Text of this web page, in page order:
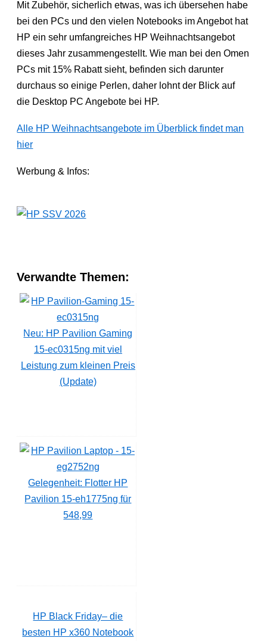
Mit Zubehör, sicherlich etwas, was ich übersehen habe
bei den PCs und den vielen Notebooks im Angebot hat
HP ein sehr umfangreiches HP Weihnachtsangebot
dieses Jahr zusammengestellt. Wie man bei den Omen
PCs mit 15% Rabatt sieht, befinden sich darunter
durchaus so einige Perlen, daher lohnt der Blick auf
die Desktop PC Angebote bei HP.
Alle HP Weihnachtsangebote im Überblick findet man
hier
Werbung & Infos:
Verwandte Themen:
Neu: HP Pavilion Gaming
15-ec0315ng mit viel
Leistung zum kleinen Preis
(Update)
Gelegenheit: Flotter HP
Pavilion 15-eh1775ng für
548,99
HP Black Friday– die
besten HP x360 Notebook